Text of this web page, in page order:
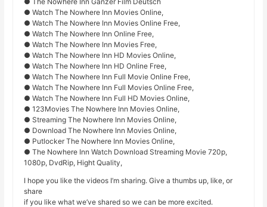
● Watch The Nowhere Inn Movies Online,
● Watch The Nowhere Inn Movies Online Free,
● Watch The Nowhere Inn Online Free,
● Watch The Nowhere Inn Movies Free,
● Watch The Nowhere Inn HD Movies Online,
● Watch The Nowhere Inn HD Online Free,
● Watch The Nowhere Inn Full Movie Online Free,
● Watch The Nowhere Inn Full Movies Online Free,
● Watch The Nowhere Inn Full HD Movies Online,
● 123Movies The Nowhere Inn Movies Online,
● Streaming The Nowhere Inn Movies Online,
● Download The Nowhere Inn Movies Online,
● Putlocker The Nowhere Inn Movies Online,
● The Nowhere Inn Watch Download Streaming Movie 720p,
1080p, DvdRip, Hight Quality,
I hope you like the videos I’m sharing. Give a thumbs up, like, or
share
if you like what we’ve shared so we can be more excited.